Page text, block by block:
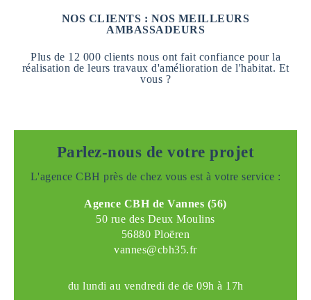
NOS CLIENTS : NOS MEILLEURS
AMBASSADEURS
Plus de 12 000 clients nous ont fait confiance pour la
réalisation de leurs travaux d'amélioration de l'habitat. Et
vous ?
Parlez-nous de votre projet
L'agence CBH près de chez vous est à votre service :
Agence CBH de Vannes (56)
50 rue des Deux Moulins
56880 Ploëren
vannes@cbh35.fr
du lundi au vendredi de de 09h à 17h